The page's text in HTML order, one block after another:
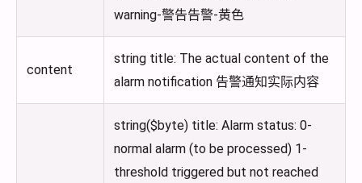
warning-警告告警-黄色
content
string title: The actual content of the
alarm notification 告警通知实际内容
string($byte) title: Alarm status: 0-
normal alarm (to be processed) 1-
threshold triggered but not reached